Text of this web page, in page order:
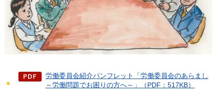
労働委員会紹介パンフレット「労働委員会のあらまし
～労働問題でお困りの方へ～」（PDF：517KB）